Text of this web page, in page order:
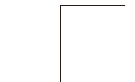
カ